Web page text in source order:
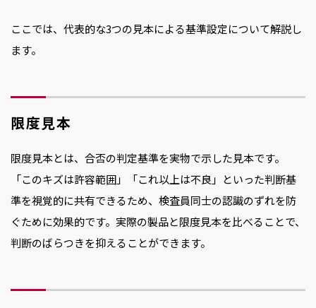
ここでは、代表的な3つの見本による基準設定について解説し
ます。
限度見本
限度見本とは、合否の判定基準を実物で示した見本です。
「このキズは許容範囲」「これ以上は不良」といった判断基
準を視覚的に共有できるため、検査員同士の認識のずれを防
ぐために効果的です。実際の製品と限度見本を比べることで、
判断のばらつきを抑えることができます。